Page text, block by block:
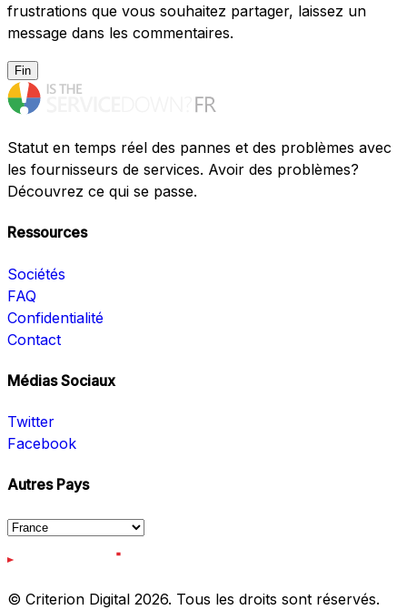
frustrations que vous souhaitez partager, laissez un
message dans les commentaires.
Fin
Statut en temps réel des pannes et des problèmes avec
les fournisseurs de services. Avoir des problèmes?
Découvrez ce qui se passe.
Ressources
Sociétés
FAQ
Confidentialité
Contact
Médias Sociaux
Twitter
Facebook
Autres Pays
© Criterion Digital 2026. Tous les droits sont réservés.